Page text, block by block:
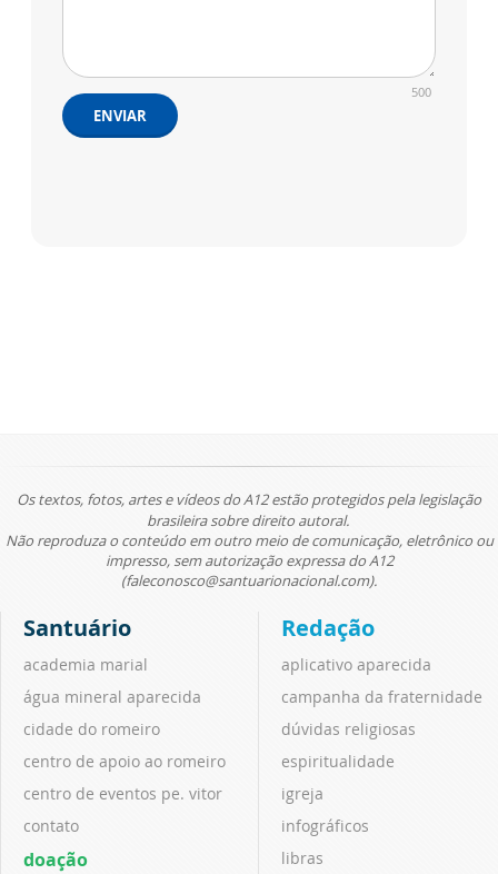
500
ENVIAR
Os textos, fotos, artes e vídeos do A12 estão protegidos pela legislação
brasileira sobre direito autoral.
Não reproduza o conteúdo em outro meio de comunicação, eletrônico ou
impresso, sem autorização expressa do A12
(faleconosco@santuarionacional.com).
Santuário
academia marial
água mineral aparecida
cidade do romeiro
centro de apoio ao romeiro
centro de eventos pe. vitor
contato
doação
Redação
aplicativo aparecida
campanha da fraternidade
dúvidas religiosas
espiritualidade
igreja
infográficos
libras